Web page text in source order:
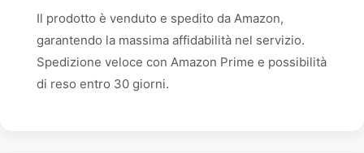
Il prodotto è venduto e spedito da Amazon,
garantendo la massima affidabilità nel servizio.
Spedizione veloce con Amazon Prime e possibilità
di reso entro 30 giorni.